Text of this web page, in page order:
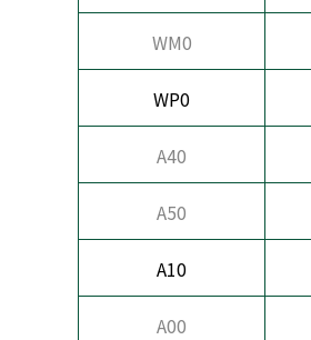
WM0
WP0
A40
A50
A10
A00